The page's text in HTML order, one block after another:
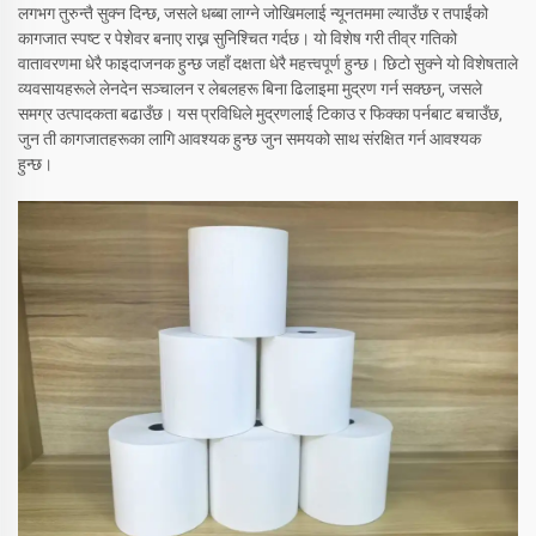
लगभग तुरुन्तै सुक्न दिन्छ, जसले धब्बा लाग्ने जोखिमलाई न्यूनतममा ल्याउँछ र तपाईंको
कागजात स्पष्ट र पेशेवर बनाए राख्न सुनिश्चित गर्दछ। यो विशेष गरी तीव्र गतिको
वातावरणमा धेरै फाइदाजनक हुन्छ जहाँ दक्षता धेरै महत्त्वपूर्ण हुन्छ। छिटो सुक्ने यो विशेषताले
व्यवसायहरूले लेनदेन सञ्चालन र लेबलहरू बिना ढिलाइमा मुद्रण गर्न सक्छन्, जसले
समग्र उत्पादकता बढाउँछ। यस प्रविधिले मुद्रणलाई टिकाउ र फिक्का पर्नबाट बचाउँछ,
जुन ती कागजातहरूका लागि आवश्यक हुन्छ जुन समयको साथ संरक्षित गर्न आवश्यक
हुन्छ।